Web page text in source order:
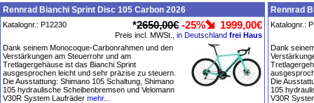
Rennrad Bianchi Sprint Disc 105 Carbon 2026
Katalognr.: P12230 *2650,00€ -25% 1999,00€
Preis incl. MWSt., in Deutschland frei Haus
Dank seinem Monocoque-Carbonrahmen und den
Verstärkungen am Steuerrohr und am
Tretlagergehäuse ist das Bianchi Sprint
ausgesprochen leicht und sehr präzise zu steuern.
Die Ausstattung: Shimano 105 Schaltung, Shimano
105 hydraulische Scheibenbremsen und Velomann
V30R System Laufräder mehr...
Rennrad
Katalognr.:
Dank
Die
105
V30R